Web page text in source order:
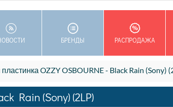
БРЕНДЫ РАСПРОДАЖА
OZZY OSBOURNE - Black Rain (Sony)
Rain (Sony) (2LP)